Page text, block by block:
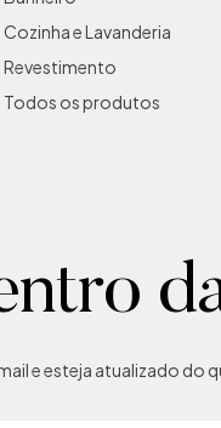
Cozinha e Lavanderia
Revestimento
Todos os produtos
e esteja atualizado do